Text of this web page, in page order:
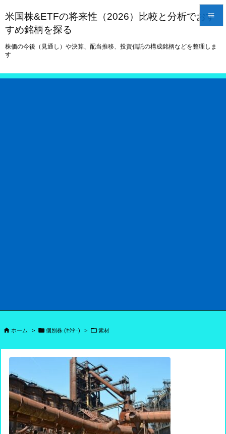
米国株&ETFの将来性（2026）比較と分析でおす
すめ銘柄を探る
株価の今後（見通し）や決算、配当推移、投資信託の構成銘柄などを整理しま
す

メニュー
 ホーム > 個別株 (ｾｸﾀｰ) > 素材